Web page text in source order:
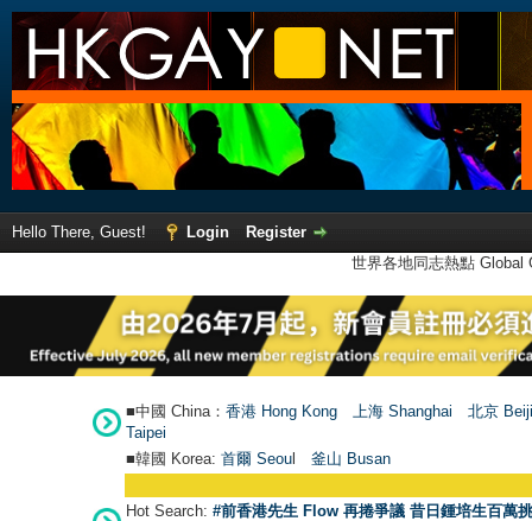
Hello There, Guest! Login
Register
世界各地同志熱點
■中國 China： 香港 Hong Kong 上海 Shanghai
北京
Taipei
■韓國 Korea: 首爾 Seoul 釜山 Busan
Hot Search: #前香港先生 Flow 再捲爭議 昔日鍾培生百萬